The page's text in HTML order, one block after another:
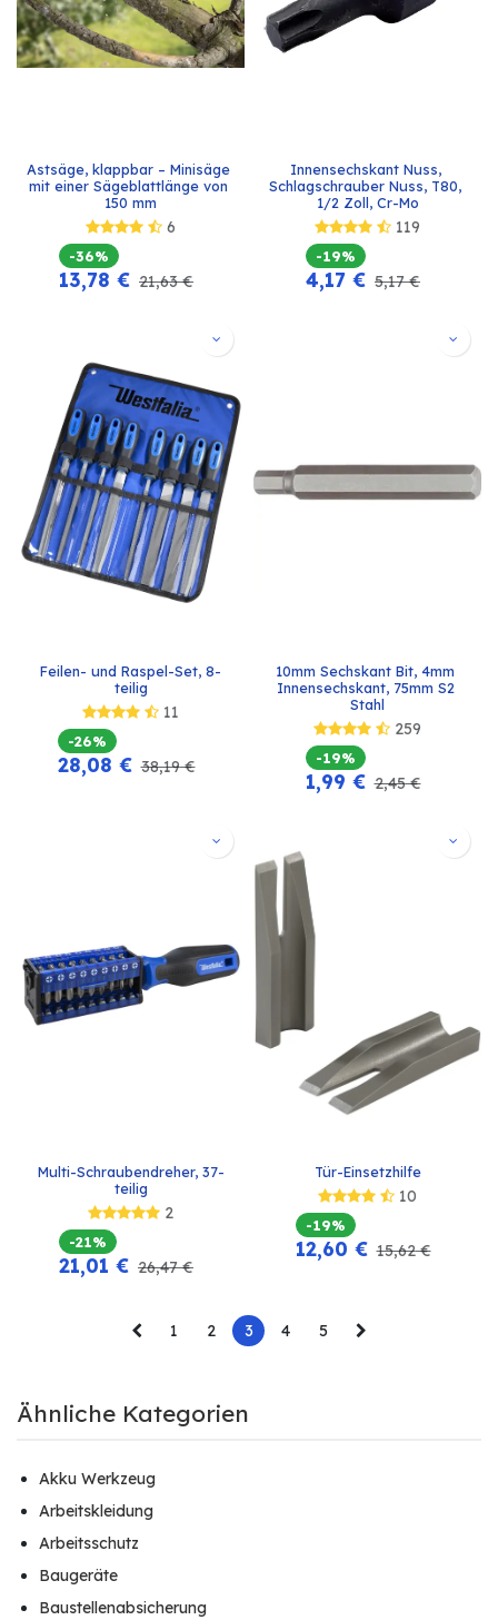
Astsäge, klappbar – Minisäge
mit einer Sägeblattlänge von
150 mm
6
-36%
13,78 € 21,63€
Innensechskant Nuss,
Schlagschrauber Nuss, T80,
1/2 Zoll, Cr-Mo
119
-19%
4,17 € 5,17€
Feilen- und Raspel-Set, 8-
teilig
11
-26%
28,08 € 38,19€
10mm Sechskant Bit, 4mm
Innensechskant, 75mm S2
Stahl
259
-19%
1,99 € 2,45€
Multi-Schraubendreher, 37-
teilig
2
-21%
21,01 € 26,47€
Tür-Einsetzhilfe
10
-19%
12,60 € 15,62€
1 2 3 4 5
Ähnliche Kategorien
Akku Werkzeug
Arbeitskleidung
Arbeitsschutz
Baugeräte
Baustellenabsicherung